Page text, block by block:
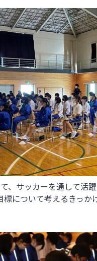
、サッカーを通して活
について考えるきっか